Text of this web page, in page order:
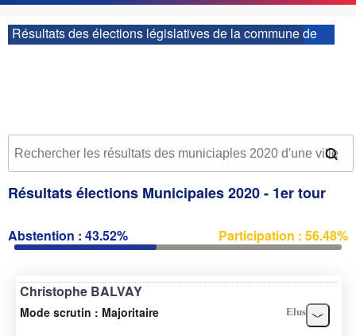
Résultats des élections législatives de la commune de
Trambly :| 1ère circonscription
Résultats élections Municipales 2020 - 1er tour
Abstention : 43.52% Participation : 56.48%
Christophe BALVAY
Mode scrutin : Majoritaire Elus